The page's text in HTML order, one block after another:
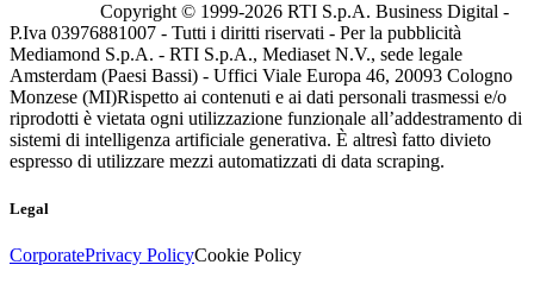
Copyright © 1999-2026 RTI S.p.A. Business Digital -
P.Iva 03976881007 - Tutti i diritti riservati - Per la pubblicità
Mediamond S.p.A. - RTI S.p.A., Mediaset N.V., sede legale
Amsterdam (Paesi Bassi) - Uffici Viale Europa 46, 20093 Cologno
Monzese (MI)Rispetto ai contenuti e ai dati personali trasmessi e/o
riprodotti è vietata ogni utilizzazione funzionale all’addestramento di
sistemi di intelligenza artificiale generativa. È altresì fatto divieto
espresso di utilizzare mezzi automatizzati di data scraping.
Legal
CorporatePrivacy PolicyCookie Policy